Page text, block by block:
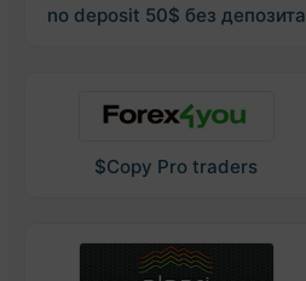
no deposit 50$ без депозита
$Copy Pro traders